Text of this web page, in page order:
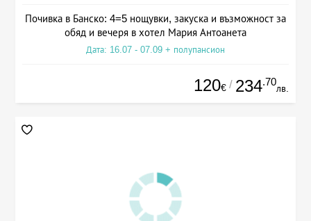
Почивка в Банско: 4=5 нощувки, закуска и възможност за
обяд и вечеря в хотел Мария Антоанета
Дата: 16.07 - 07.09 + полупансион
120€ / 234.70
лв.